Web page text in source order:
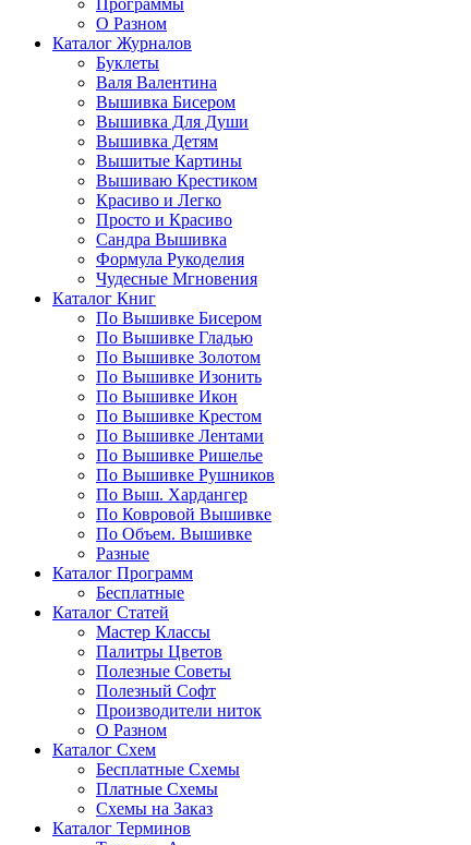
Программы
О Разном
Каталог Журналов
Буклеты
Валя Валентина
Вышивка Бисером
Вышивка Для Души
Вышивка Детям
Вышитые Картины
Вышиваю Крестиком
Красиво и Легко
Просто и Красиво
Сандра Вышивка
Формула Рукоделия
Чудесные Мгновения
Каталог Книг
По Вышивке Бисером
По Вышивке Гладью
По Вышивке Золотом
По Вышивке Изонить
По Вышивке Икон
По Вышивке Крестом
По Вышивке Лентами
По Вышивке Ришелье
По Вышивке Рушников
По Выш. Хардангер
По Ковровой Вышивке
По Объем. Вышивке
Разные
Каталог Программ
Бесплатные
Каталог Статей
Мастер Классы
Палитры Цветов
Полезные Советы
Полезный Софт
Производители ниток
О Разном
Каталог Схем
Бесплатные Схемы
Платные Схемы
Схемы на Заказ
Каталог Терминов